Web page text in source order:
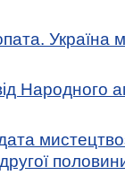
Україна
Народного